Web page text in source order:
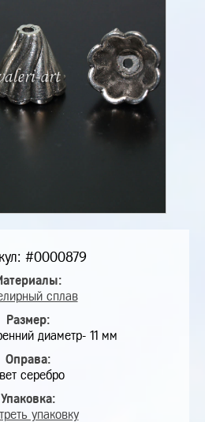
#0000879
сплав
Размер:
диаметр- 11 мм
Оправа:
серебро
Упаковка:
упаковку